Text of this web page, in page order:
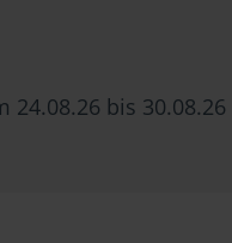
24.08.26 bis 30.08.26